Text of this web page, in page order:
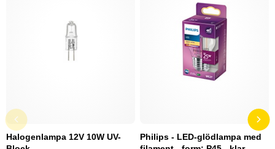
Halogenlampa 12V 10W UV-
Philips - LED-glödlampa med